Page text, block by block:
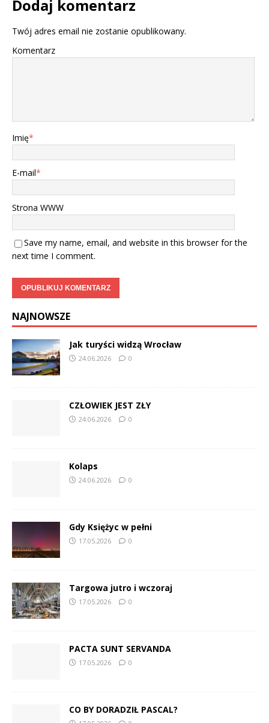
Dodaj komentarz
Twój adres email nie zostanie opublikowany.
Komentarz
Imię*
E-mail*
Strona WWW
Save my name, email, and website in this browser for the
next time I comment.
NAJNOWSZE
Jak turyści widzą Wrocław
24.06.2026 0
CZŁOWIEK JEST ZŁY
24.06.2026 0
Kolaps
24.06.2026 0
Gdy Księżyc w pełni
17.05.2026 0
Targowa jutro i wczoraj
17.05.2026 0
PACTA SUNT SERVANDA
17.05.2026 0
CO BY DORADZIŁ PASCAL?